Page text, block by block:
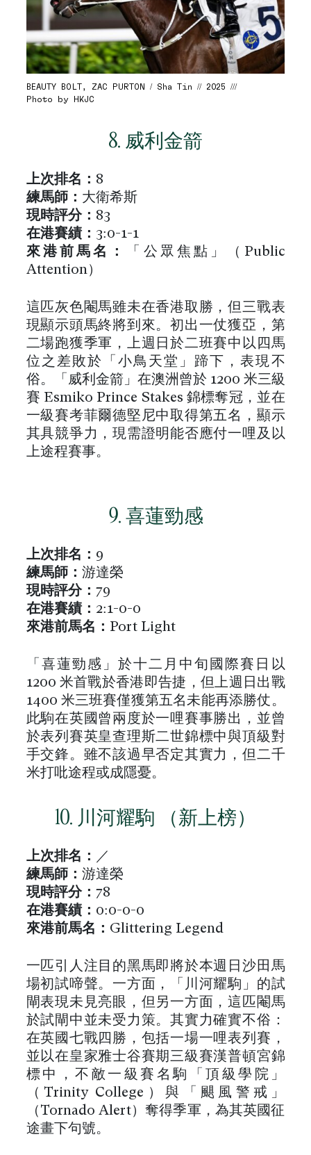
BEAUTY BOLT, ZAC PURTON / Sha Tin // 2025 ///
Photo by HKJC
8. 威利金箭
上次排名： 8
練馬師： 大衛希斯
現時評分： 83
在港賽績： 3:0-1-1
來港前馬名
：
「公眾焦點」（Public
Attention）
這匹灰色閹馬雖未在香港取勝，但三戰表
現顯示頭馬終將到來。初出一仗獲亞，第
二場跑獲季軍，上週日於二班賽中以四馬
位之差敗於「小鳥天堂」蹄下，表現不
俗。「威利金箭」在澳洲曾於 1200 米三級
賽 Esmiko Prince Stakes 錦標奪冠，並在
一級賽考菲爾德堅尼中取得第五名，顯示
其具競爭力，現需證明能否應付一哩及以
上途程賽事。
9. 喜蓮勁感
上次排名： 9
練馬師： 游達榮
現時評分： 79
在港賽績： 2:1-0-0
來港前馬名 ： Port Light
「喜蓮勁感」於十二月中旬國際賽日以
1200 米首戰於香港即告捷，但上週日出戰
1400 米三班賽僅獲第五名未能再添勝仗。
此駒在英國曾兩度於一哩賽事勝出，並曾
於表列賽英皇查理斯二世錦標中與頂級對
手交鋒。雖不該過早否定其實力，但二千
米打吡途程或成隱憂。
10. 川河耀駒 （新上榜）
上次排名： ／
練馬師： 游達榮
現時評分： 78
在港賽績： 0:0-0-0
來港前馬名 ： Glittering Legend
一匹引人注目的黑馬即將於本週日沙田馬
場初試啼聲。一方面，「川河耀駒」的試
閘表現未見亮眼，但另一方面，這匹閹馬
於試閘中並未受力策。其實力確實不俗：
在英國七戰四勝，包括一場一哩表列賽，
並以在皇家雅士谷賽期三級賽漢普頓宮錦
標中，不敵一級賽名駒「頂級學院」
（Trinity College）與「颶風警戒」
（Tornado Alert）奪得季軍，為其英國征
途畫下句號。